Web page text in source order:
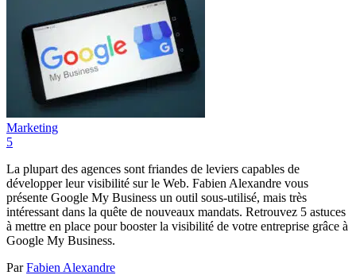
Marketing
5
La plupart des agences sont friandes de leviers capables de
développer leur visibilité sur le Web. Fabien Alexandre vous
présente Google My Business un outil sous-utilisé, mais très
intéressant dans la quête de nouveaux mandats. Retrouvez 5 astuces
à mettre en place pour booster la visibilité de votre entreprise grâce à
Google My Business.
ParFabien Alexandre